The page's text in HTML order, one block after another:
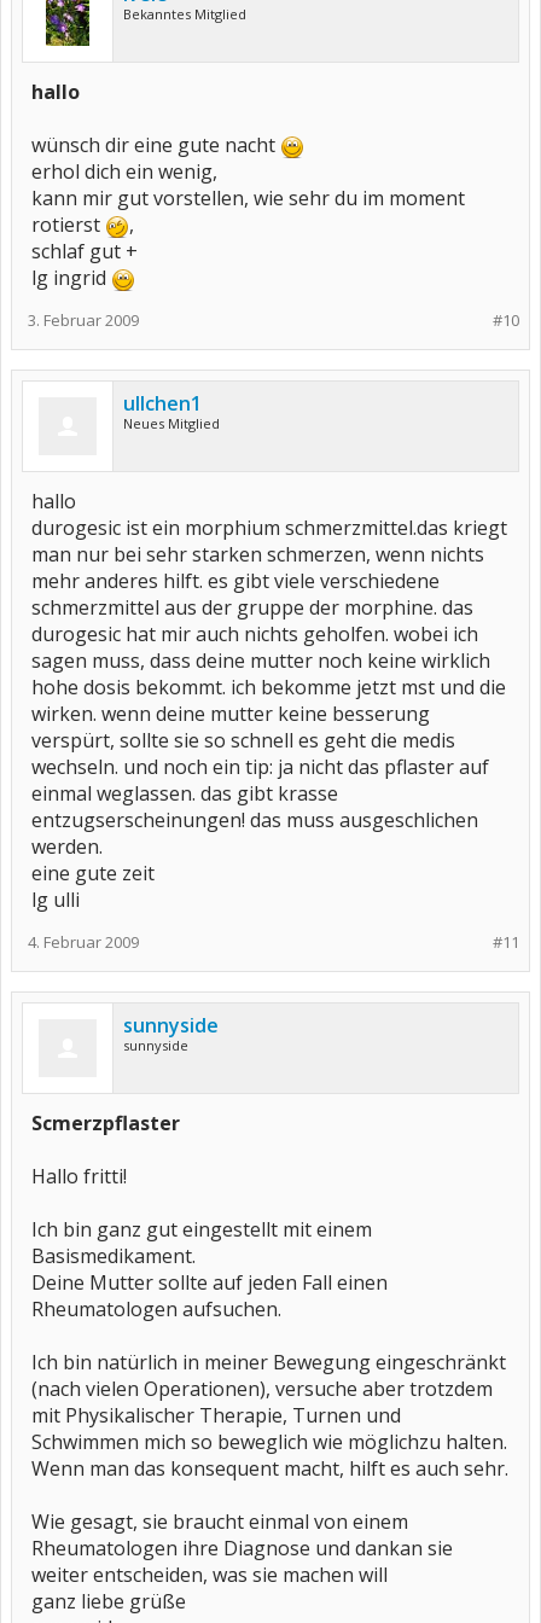
Bekanntes Mitglied
hallo
wünsch dir eine gute nacht
erhol dich ein wenig,
kann mir gut vorstellen, wie sehr du im moment
rotierst
,
schlaf gut +
lg ingrid
#10
3. Februar 2009
ullchen1
Neues Mitglied
hallo
durogesic ist ein morphium schmerzmittel.das kriegt
man nur bei sehr starken schmerzen, wenn nichts
mehr anderes hilft. es gibt viele verschiedene
schmerzmittel aus der gruppe der morphine. das
durogesic hat mir auch nichts geholfen. wobei ich
sagen muss, dass deine mutter noch keine wirklich
hohe dosis bekommt. ich bekomme jetzt mst und die
wirken. wenn deine mutter keine besserung
verspürt, sollte sie so schnell es geht die medis
wechseln. und noch ein tip: ja nicht das pflaster auf
einmal weglassen. das gibt krasse
entzugserscheinungen! das muss ausgeschlichen
werden.
eine gute zeit
lg ulli
#11
4. Februar 2009
sunnyside
sunnyside
Scmerzpflaster
Hallo fritti!
Ich bin ganz gut eingestellt mit einem
Basismedikament.
Deine Mutter sollte auf jeden Fall einen
Rheumatologen aufsuchen.
Ich bin natürlich in meiner Bewegung eingeschränkt
(nach vielen Operationen), versuche aber trotzdem
mit Physikalischer Therapie, Turnen und
Schwimmen mich so beweglich wie möglichzu halten.
Wenn man das konsequent macht, hilft es auch sehr.
Wie gesagt, sie braucht einmal von einem
Rheumatologen ihre Diagnose und dankan sie
weiter entscheiden, was sie machen will
ganz liebe grüße